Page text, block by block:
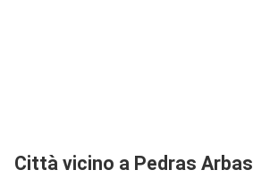
Città vicino a Pedras Arbas